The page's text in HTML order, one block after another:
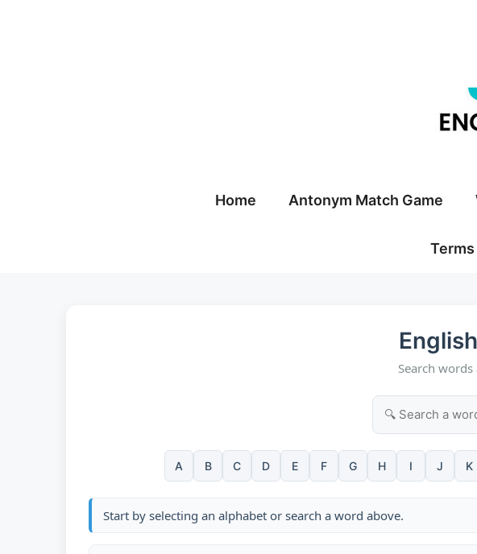
Home Antonym Match Game
Search
A B C D E F G H I J K
Start by selecting an alphabet or search a word above.